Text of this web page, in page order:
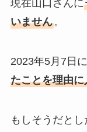
現在山口さんに
いません。
2023年5月7日
たことを理由
もしそうだと